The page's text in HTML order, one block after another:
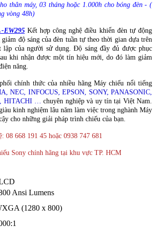
thân máy, 03 tháng hoặc 1.000h cho bóng đèn - (
vòng 48h)
EW295Kết hợp công nghệ điều khiển đèn tự động
độ sáng của đèn tuần tự theo thời gian dựa trên
lập của người sử dụng. Độ sáng đầy đủ được phục
khi nhận được một tín hiệu mới, do đó làm giảm
năng.
chính thức của nhiều hãng Máy chiếu nổi tiếng
NEC, INFOCUS, EPSON, SONY, PANASONIC,
HITACHI …
chuyên nghiệp và uy tín tại Việt Nam.
kinh nghiệm lâu năm làm việc trong nghành Máy
cho những giải pháp trình chiếu của bạn.
668 191 45 hoặc 0938 747 681
Sony chính hãng tại khu vực TP. HCM
Ansi Lumens
(1280 x 800)